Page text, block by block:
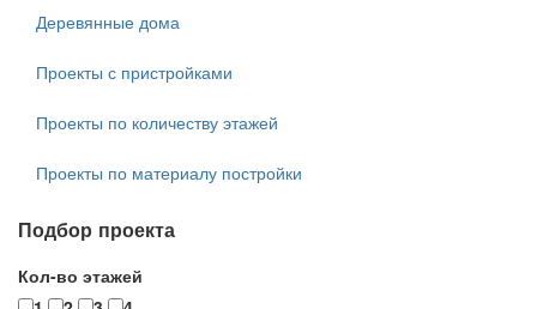
Деревянные дома
Проекты с пристройками
Проекты по количеству этажей
Проекты по материалу постройки
Подбор проекта
Кол-во этажей